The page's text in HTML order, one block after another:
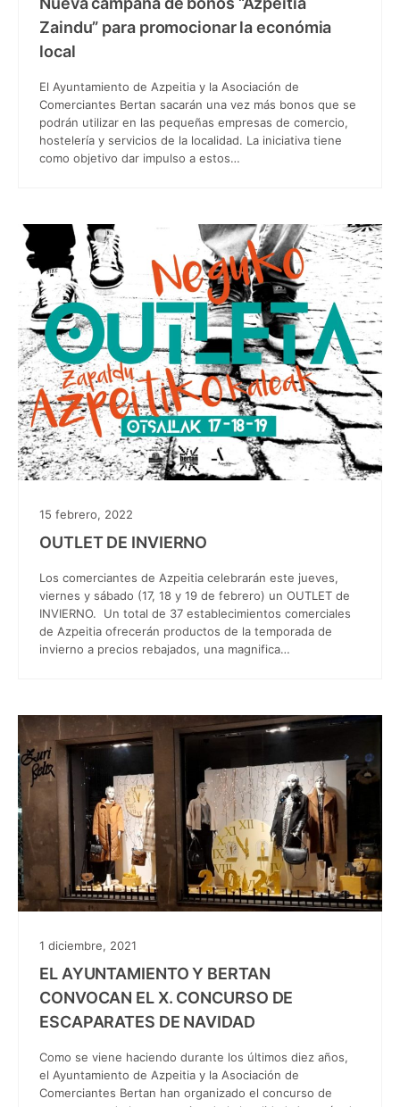
Zaindu” para promocionar la económia
local
El Ayuntamiento de Azpeitia y la Asociación de
Comerciantes Bertan sacarán una vez más bonos que se
podrán utilizar en las pequeñas empresas de comercio,
hostelería y servicios de la localidad. La iniciativa tiene
como objetivo dar impulso a estos…
15 febrero, 2022
OUTLET DE INVIERNO
Los comerciantes de Azpeitia celebrarán este jueves,
viernes y sábado (17, 18 y 19 de febrero) un OUTLET de
INVIERNO. Un total de 37 establecimientos comerciales
de Azpeitia ofrecerán productos de la temporada de
invierno a precios rebajados, una magnifica…
1 diciembre, 2021
EL AYUNTAMIENTO Y BERTAN
CONVOCAN EL X. CONCURSO DE
ESCAPARATES DE NAVIDAD
Como se viene haciendo durante los últimos diez años,
el Ayuntamiento de Azpeitia y la Asociación de
Comerciantes Bertan han organizado el concurso de